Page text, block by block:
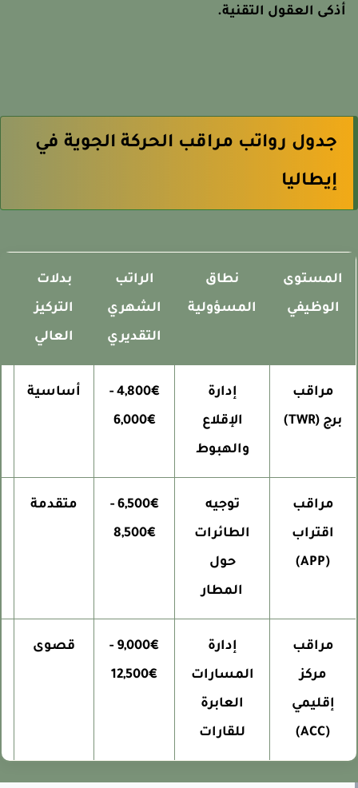
العقول التقنية.
جدول رواتب مراقب الحركة الجوية في
إيطاليا
المستوى
الوظيفي
نطاق
المسؤولية
الراتب
الشهري
التقديري
بدلات
التركيز
العالي
مراقب
برج (TWR)
إدارة
الإقلاع
والهبوط
4,800€ -
6,000€
أساسية
مراقب
اقتراب
توجيه
الطائرات
حول
المطار
6,500€ -
8,500€
متقدمة
مراقب
مركز
إقليمي
إدارة
المسارات
العابرة
للقارات
9,000€ -
12,500€
قصوى